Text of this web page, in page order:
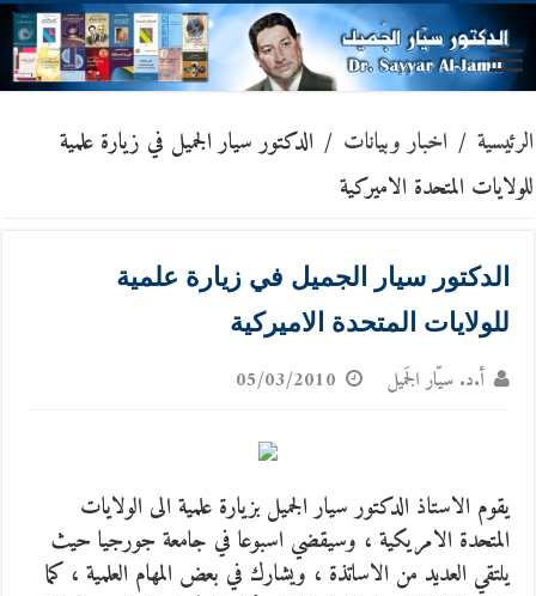
الرئيسية / اخبار وبيانات / الدكتور سيار الجميل في زيارة علمية
للولايات المتحدة الاميركية
الدكتور سيار الجميل في زيارة علمية
للولايات المتحدة الاميركية
أ.د. سيّار الجَميل 05/03/2010
يقوم الاستاذ الدكتور سيار الجميل بزيارة علمية الى الولايات
المتحدة الامريكية ، وسيقضي اسبوعا في جامعة جورجيا حيث
يلتقي العديد من الاساتذة ، ويشارك في بعض المهام العلمية ، كما